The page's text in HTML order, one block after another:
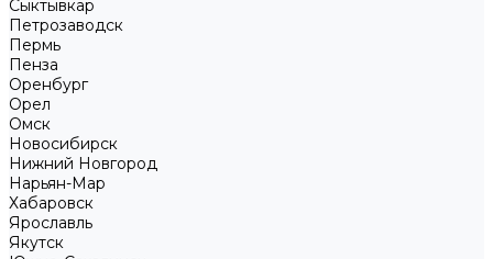
Сыктывкар
Петрозаводск
Пермь
Пенза
Оренбург
Орел
Омск
Новосибирск
Нижний Новгород
Нарьян-Мар
Хабаровск
Ярославль
Якутск